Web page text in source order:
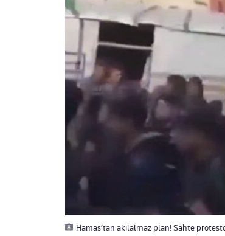
Hamas’tan akılalmaz plan! Sahte